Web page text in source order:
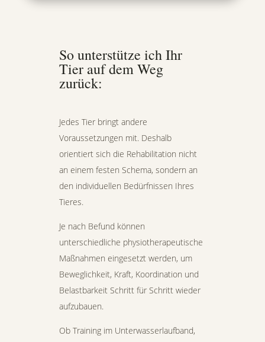
So unterstütze ich Ihr
Tier auf dem Weg
zurück:
Jedes Tier bringt andere
Voraussetzungen mit. Deshalb
orientiert sich die Rehabilitation nicht
an einem festen Schema, sondern an
den individuellen Bedürfnissen Ihres
Tieres.
Je nach Befund können
unterschiedliche physiotherapeutische
Maßnahmen eingesetzt werden, um
Beweglichkeit, Kraft, Koordination und
Belastbarkeit Schritt für Schritt wieder
aufzubauen.
Ob Training im Unterwasserlaufband,